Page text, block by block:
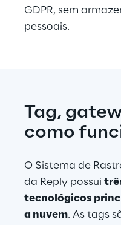
GDPR, sem
pessoais.
Tag,
como
O Sistema de
da Reply possui
tecnológicos
a nuvem. As tags